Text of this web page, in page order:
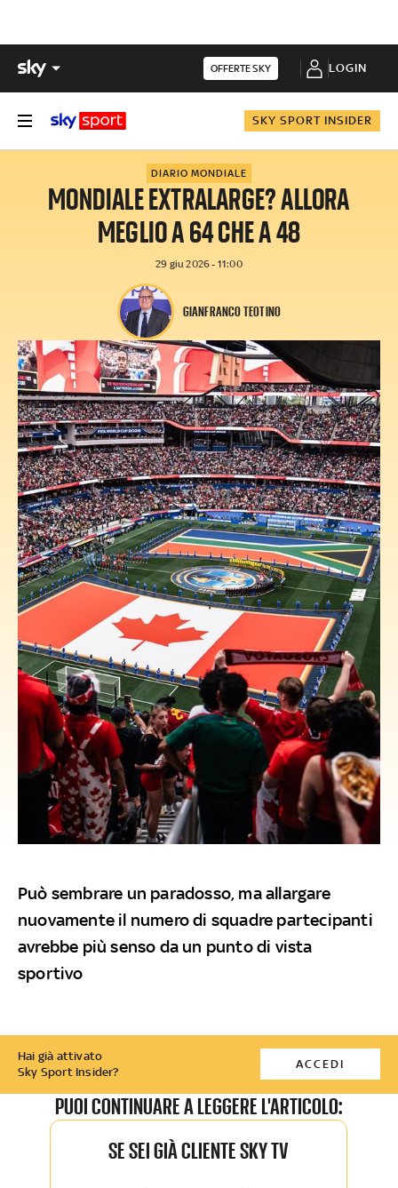
OFFERTE SKY LOGIN
SKY SPORT INSIDER
DIARIO MONDIALE
MONDIALE EXTRALARGE? ALLORA
MEGLIO A 64 CHE A 48
29 giu 2026 - 11:00
GIANFRANCO TEOTINO
Può sembrare un paradosso, ma allargare
nuovamente il numero di squadre partecipanti
avrebbe più senso da un punto di vista
sportivo
Hai già attivato
Sky Sport Insider?
ACCEDI
PUOI CONTINUARE A LEGGERE L'ARTICOLO:
SE SEI GIÀ CLIENTE SKY TV